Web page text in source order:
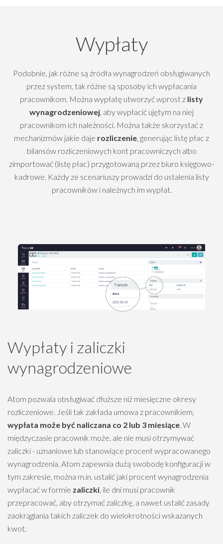
Wypłaty
Podobnie, jak różne są źródła wynagrodzeń obsługiwanych
przez system, tak różne są sposoby ich wypłacania
pracownikom. Można wypłatę utworzyć wprost z listy
wynagrodzeniowej, aby wypłacić ujętym na niej
pracownikom ich należności. Można także skorzystać z
mechanizmów jakie daje rozliczenie, generując listę płac z
bilansów rozliczeniowych kont pracowniczych albo
zimportować (listę płac) przygotowaną przez biuro księgowo-
kadrowe. Każdy ze scenariuszy prowadzi do ustalenia listy
pracowników i należnych im wypłat.
Wypłaty i zaliczki
wynagrodzeniowe
Atom pozwala obsługiwać dłuższe niż miesięczne okresy
rozliczeniowe. Jeśli tak zakłada umowa z pracownikiem,
wypłata może być naliczana co 2 lub 3 miesiące . W
międzyczasie pracownik może, ale nie musi otrzymywać
zaliczki - uznaniowe lub stanowiące procent wypracowanego
wynagrodzenia. Atom zapewnia dużą swobodę konfiguracji w
tym zakresie, można m.in. ustalić jaki procent wynagrodzenia
wypłacać w formie zaliczki , ile dni musi pracownik
przepracować, aby otrzymać zaliczkę, a nawet ustalić zasady
zaokrąglania takich zaliczek do wielokrotności wskazanych
kwot.